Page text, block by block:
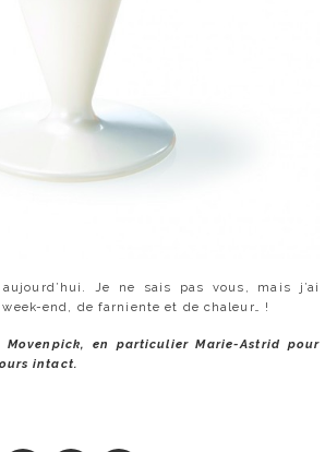
Je ne sais pas vous, mais j’ai
end, de farniente et de chaleur… !
en particulier Marie-Astrid pour
intact.